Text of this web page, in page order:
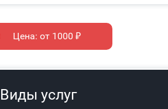
Цена: от 1000 ₽
Виды услуг